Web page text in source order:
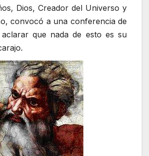
Dios, Creador del Universo y
convocó a una conferencia de
que nada de esto es su